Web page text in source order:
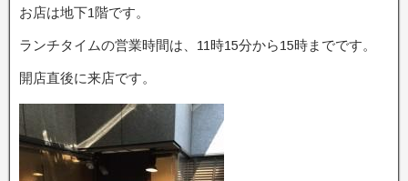
お店は地下1階です。
ランチタイムの営業時間は、11時15分から15時までです。
開店直後に来店です。